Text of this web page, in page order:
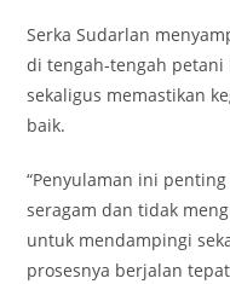
Serka Sudarlan
di tengah-tengah
sekaligus memastikan
baik.
“Penyulaman ini
seragam dan tidak
untuk mendampingi
prosesnya berjalan